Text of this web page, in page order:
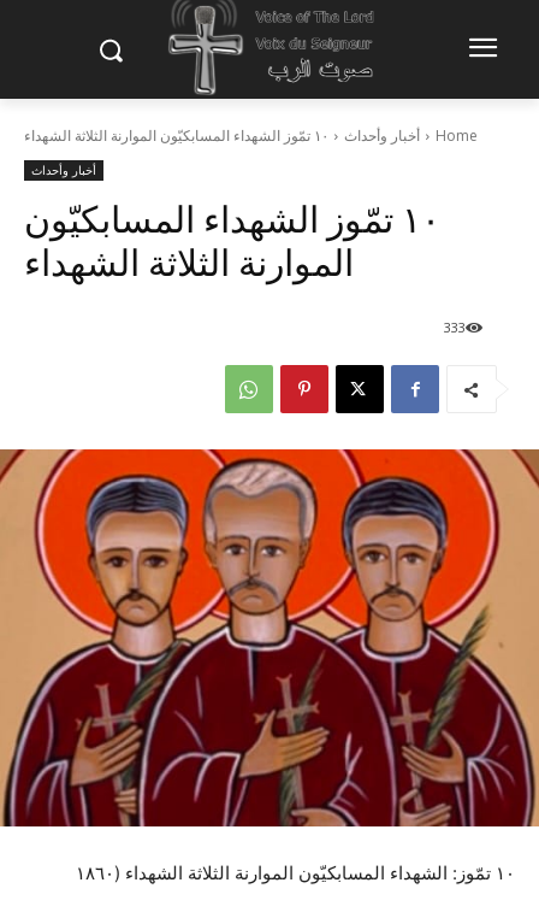
Home أخبار وأحداث ١٠ تمّوز الشهداء المسابكيّون الموارنة الثلاثة الشهداء
أخبار وأحداث
١٠ تمّوز الشهداء المسابكيّون
الموارنة الثلاثة الشهداء
333
١٠ تمّوز: الشهداء المسابكيّون الموارنة الثلاثة الشهداء (١٨٦٠